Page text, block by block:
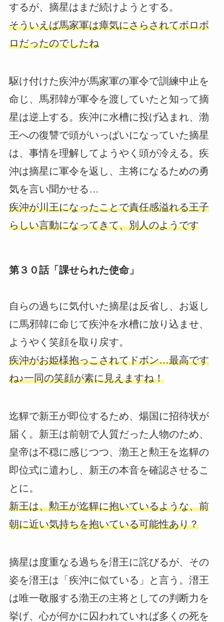
するが、摘星はまだ続けようとする。
そういえば馬家軍は瘴気にさらされてボロボ
ロだったのでしたね
駆け付けた疾沖が馬家軍の軍令で訓練中止を
命じ、馬邪韓が軍令を渡していたと知って摘
星は逆上する。疾沖に水槽に投げ込まれ、渤
王への復讐で頭がいっぱいになっていた摘星
は、事情を理解してようやく頭が冷える。疾
沖は摘星に軍令を返し、主将になるための勇
気を言い聞かせる…
疾沖が川王になったことで責任感溢れる王子
らしい言動になってきて、別人のようです
第３０話「課せられた使命」
自らの過ちに気付いた摘星は反省し、お返し
に馬邪韓に命じて疾沖を水槽に放り込ませ、
ようやく笑顔を取り戻す。
疾沖がお姫様抱っこされてドボン…最高です
ね♪一同の笑顔が素に見えますね！
迄貚で新王が即位するため、煬国に招待状が
届く。新王は前朝で人質だった人物のため、
皇帝は不穏に感じつつ、渤王と勲王を迄貚の
即位式に遣わし、新王の本音を確認させるこ
とに。
新王は、勲王が迄貚に抱いているような、前
朝に近い気持ちを抱いている可能性あり？
摘星は度重なる過ちを溍王に詫びるが、その
姿を溍王は「疾沖に似ている」と言う。溍王
は唯一敬服する渤王の主将としての判断力を
挙げ、心が何かに囚われていれば多くの死を